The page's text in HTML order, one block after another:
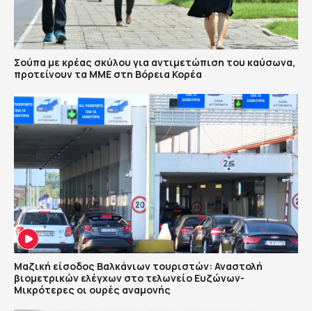
Σούπα με κρέας σκύλου για αντιμετώπιση του καύσωνα,
προτείνουν τα ΜΜΕ στη Βόρεια Κορέα
Μαζική είσοδος Βαλκάνιων τουριστών: Αναστολή
βιομετρικών ελέγχων στο τελωνείο Ευζώνων-
Μικρότερες οι ουρές αναμονής